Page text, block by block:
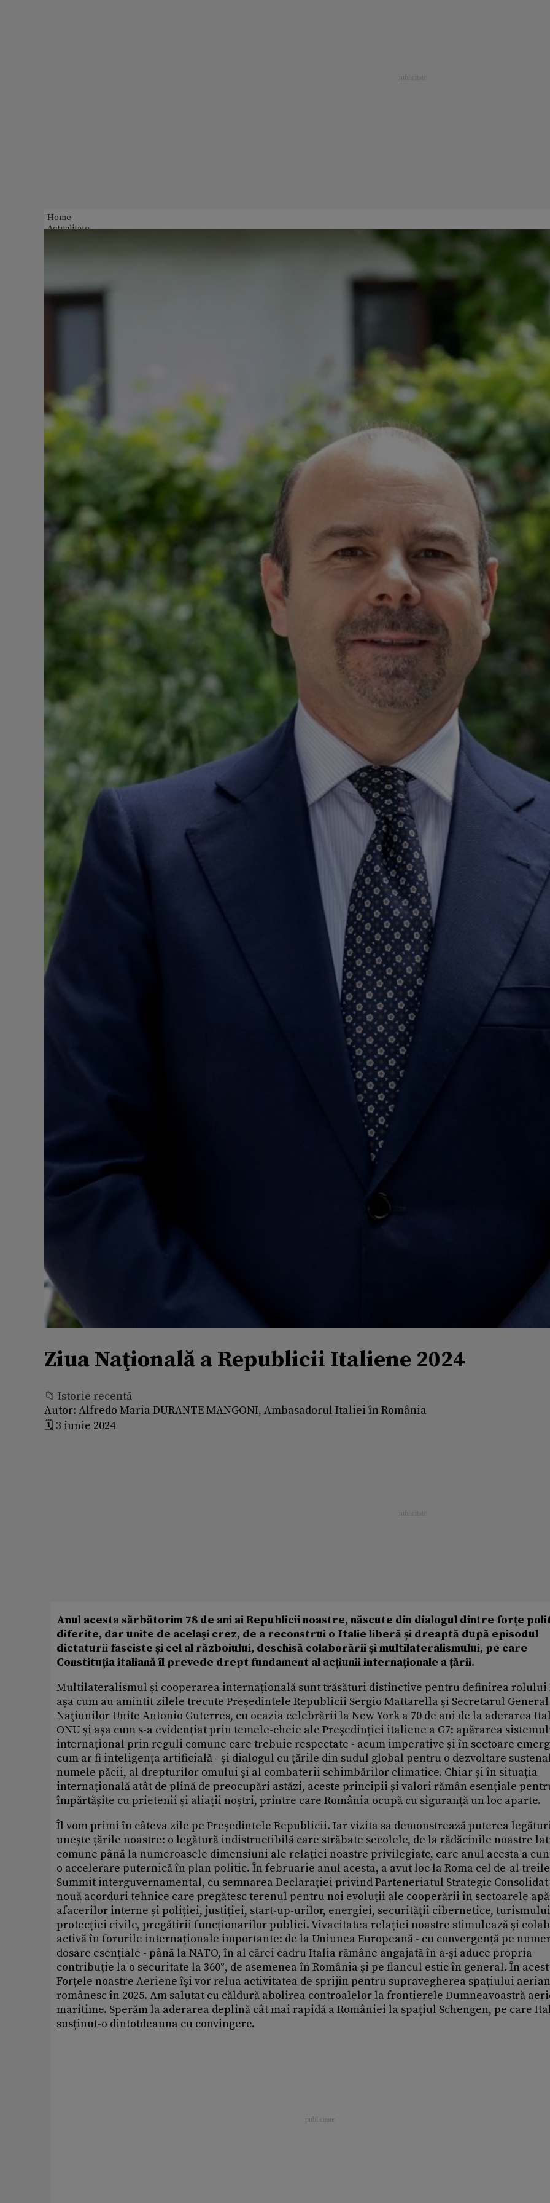
Home
Actualitate
Ziua Naţională a Republicii Italiene 2024
📁 Istorie recentă
Autor: Alfredo Maria DURANTE MANGONI, Ambasadorul Italiei în România
🗓️ 3 iunie 2024
Anul acesta sărbătorim 78 de ani ai Republicii noastre, născute din dialogul dintre forțe
diferite, dar unite de acelaşi crez, de a reconstrui o Italie liberă și dreaptă după episodul
dictaturii fasciste și cel al războiului, deschisă colaborării și multilateralismului, pe care
Constituția italiană îl prevede drept fundament al acțiunii internaționale a țării.
Multilateralismul și cooperarea internațională sunt trăsături distinctive pentru definirea
așa cum au amintit zilele trecute Președintele Republicii Sergio Mattarella și Secretarul
Naţiunilor Unite Antonio Guterres, cu ocazia celebrării la New York a 70 de ani de la aderarea
ONU și așa cum s-a evidențiat prin temele-cheie ale Președinției italiene a G7: apărarea
internațional prin reguli comune care trebuie respectate - acum imperative și în sectoare
cum ar fi inteligența artificială - și dialogul cu țările din sudul global pentru o dezvoltare
numele păcii, al drepturilor omului și al combaterii schimbărilor climatice. Chiar și în situația
internațională atât de plină de preocupări astăzi, aceste principii și valori rămân esențiale
împărtășite cu prietenii și aliații noștri, printre care România ocupă cu siguranță un loc aparte.
Îl vom primi în câteva zile pe Președintele Republicii. Iar vizita sa demonstrează puterea
unește țările noastre: o legătură indistructibilă care străbate secolele, de la rădăcinile noastre
comune până la numeroasele dimensiuni ale relației noastre privilegiate, care anul acesta a
o accelerare puternică în plan politic. În februarie anul acesta, a avut loc la Roma cel de-al
Summit interguvernamental, cu semnarea Declarației privind Parteneriatul Strategic Consolidat
nouă acorduri tehnice care pregătesc terenul pentru noi evoluții ale cooperării în sectoarele
afacerilor interne și poliției, justiției, start-up-urilor, energiei, securităţii cibernetice,
protecției civile, pregătirii funcționarilor publici. Vivacitatea relației noastre stimulează și
activă în forurile internaționale importante: de la Uniunea Europeană - cu convergență pe
dosare esenţiale - până la NATO, în al cărei cadru Italia rămâne angajată în a-şi aduce propria
contribuție la o securitate la 360°, de asemenea în România şi pe flancul estic în general. În acest
Forțele noastre Aeriene își vor relua activitatea de sprijin pentru supravegherea spațiului aerian
românesc în 2025. Am salutat cu căldură abolirea controalelor la frontierele Dumneavoastră
maritime. Sperăm la aderarea deplină cât mai rapidă a României la spațiul Schengen, pe care
susținut-o dintotdeauna cu convingere.